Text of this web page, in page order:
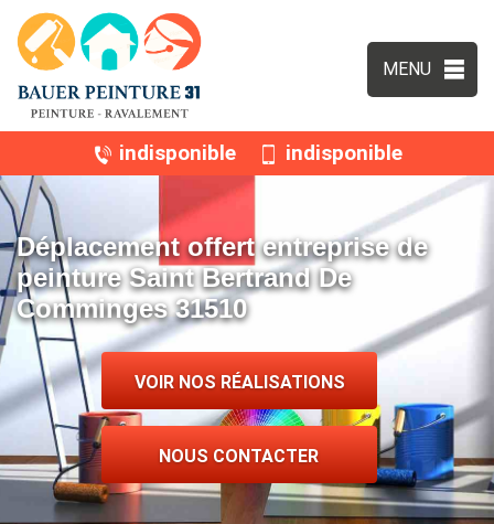
MENU
indisponible indisponible
Déplacement offert entreprise de
peinture Saint Bertrand De
Comminges 31510
VOIR NOS RÉALISATIONS
NOUS CONTACTER